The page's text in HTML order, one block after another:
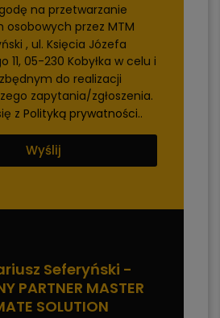
na przetwarzanie
przez MTM
, ul. Księcia Józefa
11, 05-230 Kobyłka w celu i
do realizacji
zapytania/zgłoszenia.
z Polityką prywatności..
Wyślij
Seferyński -
PARTNER MASTER
SOLUTION